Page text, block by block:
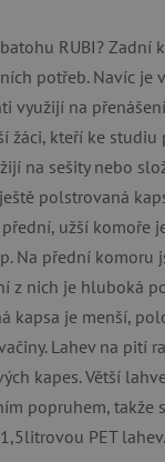
RUBI? Zadní
potřeb. Navíc je
využijí na
žáci, kteří ke studiu
na sešity nebo
polstrovaná
užší komoře
Na přední komoru
z nich je hluboká
kapsa je menší,
Lahev na pití
kapes. Větší
popruhem, takže
PET lahev.